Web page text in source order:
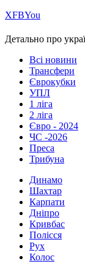
ХFBYou
Детально про
Всі новини
Трансфери
Єврокубки
УПЛ
1 ліга
2 ліга
Євро - 2024
ЧС -2026
Преса
Трибуна
Динамо
Шахтар
Карпати
Дніпро
Кривбас
Полісся
Рух
Колос